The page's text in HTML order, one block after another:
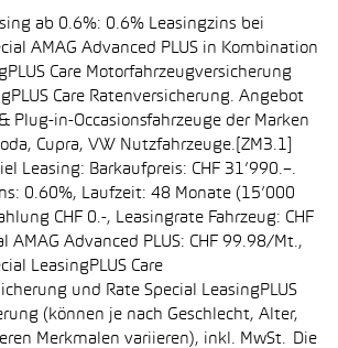
ab 0.6%: 0.6% Leasingzins bei
AMAG Advanced PLUS in Kombination
Care Motorfahrzeugversicherung
Care Ratenversicherung. Angebot
Plug-in-Occasionsfahrzeuge der Marken
Cupra, VW Nutzfahrzeuge.[ZM3.1]
Leasing: Barkaufpreis: CHF 31’990.–.
0.60%, Laufzeit: 48 Monate (15’000
CHF 0.-, Leasingrate Fahrzeug: CHF
AMAG Advanced PLUS: CHF 99.98/Mt.,
LeasingPLUS Care
und Rate Special LeasingPLUS
(können je nach Geschlecht, Alter,
Merkmalen variieren), inkl. MwSt. Die